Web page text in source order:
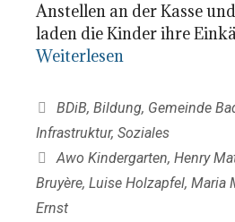
Anstellen an der Kasse
laden die Kinder ihre
Weiterlesen
Kategorien
BDiB, Bildung, Gemeinde
Infrastruktur, Soziales
Schlagwörter
Awo Kindergarten, Henry
Bruyère, Luise Holzapfel, Maria
Ernst